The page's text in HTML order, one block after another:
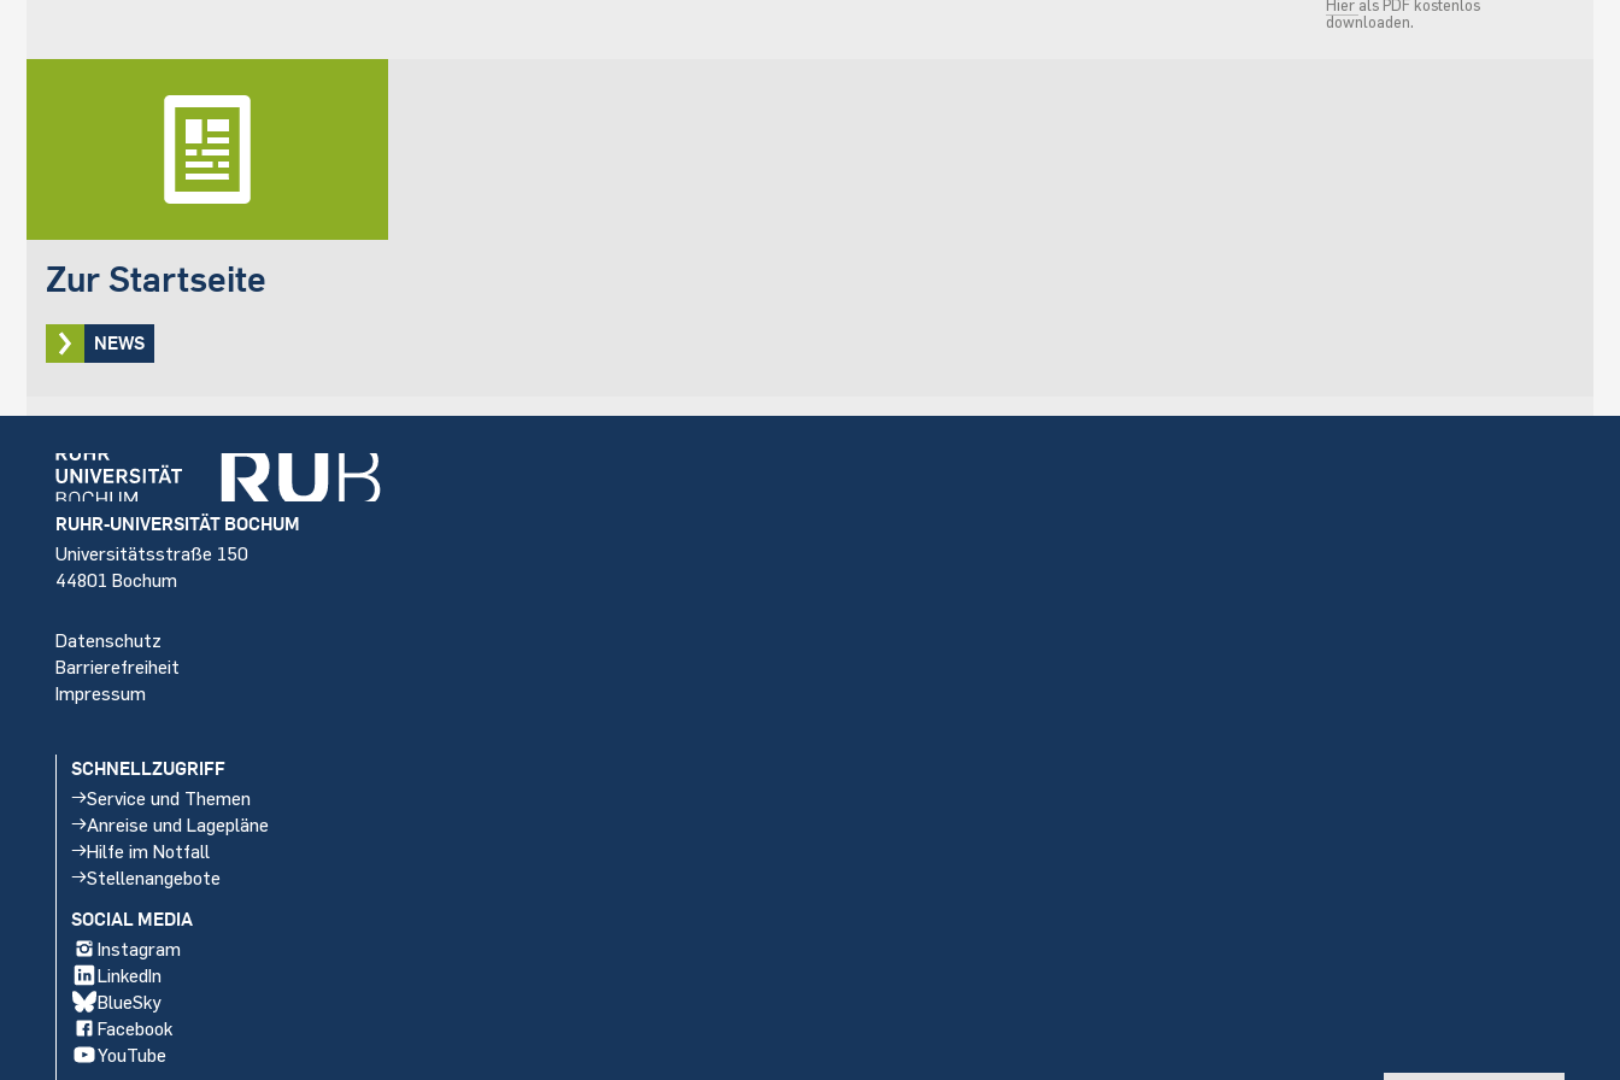
Hier als PDF kostenlos
downloaden.
Zur Startseite
NEWS
Footer
RUHR-UNIVERSITÄT BOCHUM
Universitätsstraße 150
44801 Bochum
Datenschutz
Barrierefreiheit
Impressum
SCHNELLZUGRIFF
Service und Themen
Anreise und Lagepläne
Hilfe im Notfall
Stellenangebote
SOCIAL MEDIA
Instagram
LinkedIn
BlueSky
Facebook
YouTube